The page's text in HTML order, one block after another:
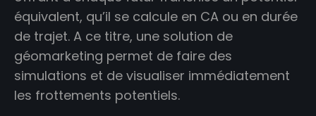
équivalent, qu’il se calcule en CA ou en durée
de trajet. A ce titre, une solution de
géomarketing permet de faire des
simulations et de visualiser immédiatement
les frottements potentiels.